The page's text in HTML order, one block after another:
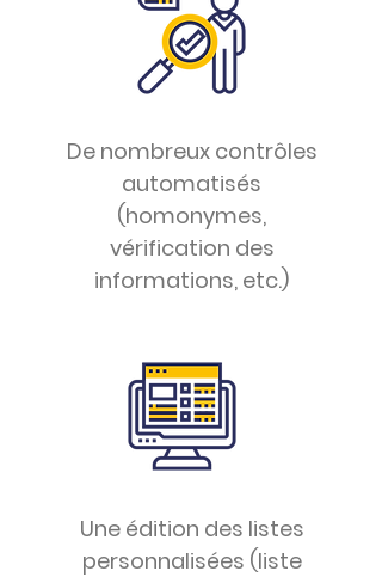
De nombreux contrôles
automatisés
(homonymes,
vérification des
informations, etc.)
Une édition des listes
personnalisées (liste